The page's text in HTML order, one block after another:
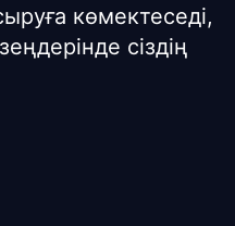
көмектеседі,
сіздің